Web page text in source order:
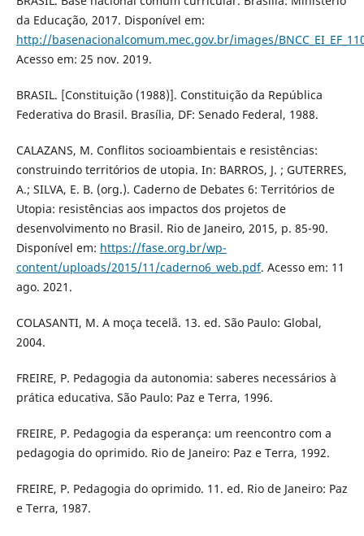
da Educação, 2017. Disponível em:
http://basenacionalcomum.mec.gov.br/images/
Acesso em: 25 nov. 2019.
BRASIL. [Constituição (1988)]. Constituição da República
Federativa do Brasil. Brasília, DF: Senado Federal, 1988.
CALAZANS, M. Conflitos socioambientais e resistências:
construindo territórios de utopia. In: BARROS, J. ; GUTERRES,
A.; SILVA, E. B. (org.). Caderno de Debates 6: Territórios de
Utopia: resistências aos impactos dos projetos de
desenvolvimento no Brasil. Rio de Janeiro, 2015, p. 85-90.
Disponível em: https://fase.org.br/wp-
content/uploads/2015/11/caderno6_web.pdf. Acesso em: 11
ago. 2021.
COLASANTI, M. A moça tecelã. 13. ed. São Paulo: Global,
2004.
FREIRE, P. Pedagogia da autonomia: saberes necessários à
prática educativa. São Paulo: Paz e Terra, 1996.
FREIRE, P. Pedagogia da esperança: um reencontro com a
pedagogia do oprimido. Rio de Janeiro: Paz e Terra, 1992.
FREIRE, P. Pedagogia do oprimido. 11. ed. Rio de Janeiro: Paz
e Terra, 1987.